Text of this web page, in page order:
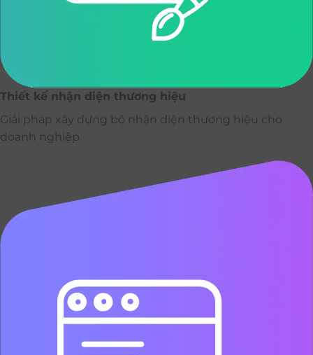
Thiết kế nhận diện thương hiệu
Giải pháp xây dựng bộ nhận diện thương hiệu cho
doanh nghiệp